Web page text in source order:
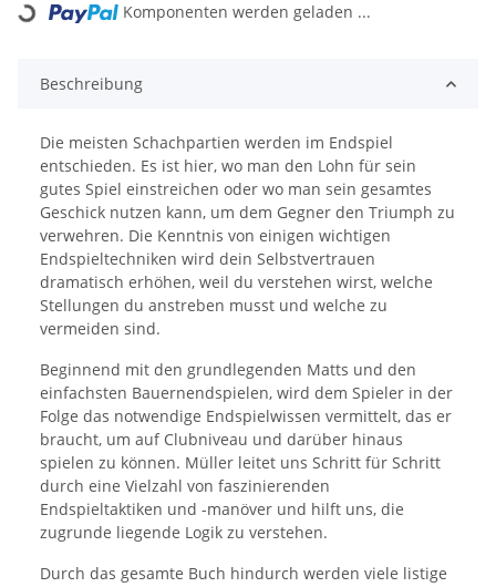
Loading... Komponenten werden geladen ...
Beschreibung
Die meisten Schachpartien werden im Endspiel
entschieden. Es ist hier, wo man den Lohn für sein
gutes Spiel einstreichen oder wo man sein gesamtes
Geschick nutzen kann, um dem Gegner den Triumph zu
verwehren. Die Kenntnis von einigen wichtigen
Endspieltechniken wird dein Selbstvertrauen
dramatisch erhöhen, weil du verstehen wirst, welche
Stellungen du anstreben musst und welche zu
vermeiden sind.
Beginnend mit den grundlegenden Matts und den
einfachsten Bauernendspielen, wird dem Spieler in der
Folge das notwendige Endspielwissen vermittelt, das er
braucht, um auf Clubniveau und darüber hinaus
spielen zu können. Müller leitet uns Schritt für Schritt
durch eine Vielzahl von faszinierenden
Endspieltaktiken und -manöver und hilft uns, die
zugrunde liegende Logik zu verstehen.
Durch das gesamte Buch hindurch werden viele listige